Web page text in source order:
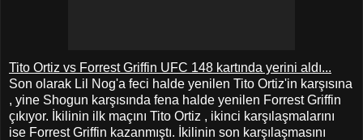
Tito Ortiz vs Forrest Griffin UFC 148 kartında yerini aldı...
Son olarak Lil Nog'a feci halde yenilen Tito Ortiz'in karşısına
, yine Shogun karşısında fena halde yenilen Forrest Griffin
çıkıyor. İkilinin ilk maçını Tito Ortiz , ikinci karşılaşmalarını
ise Forrest Griffin kazanmıştı. İkilinin son karşılaşmasını